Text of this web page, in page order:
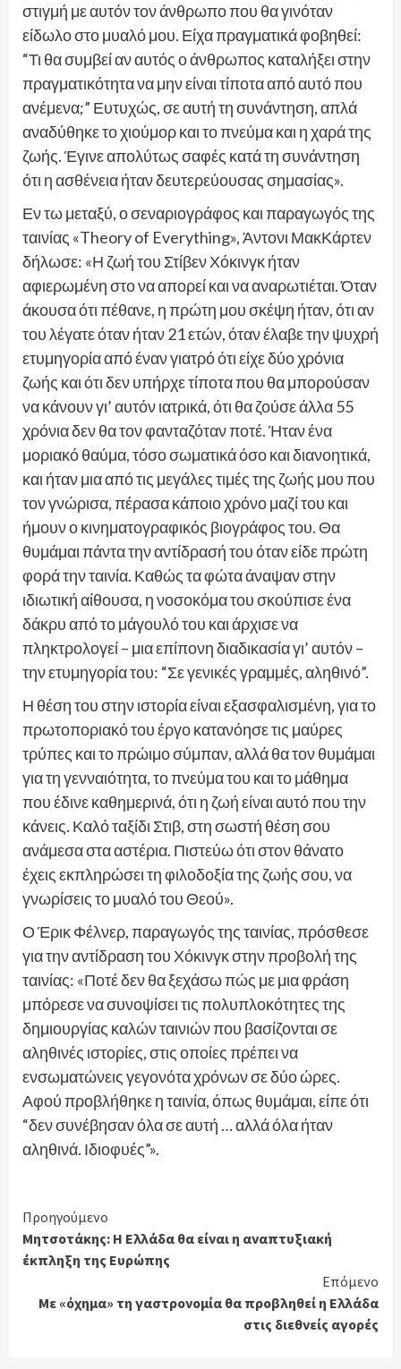
στιγμή με αυτόν τον άνθρωπο που θα γινόταν
είδωλο στο μυαλό μου. Είχα πραγματικά φοβηθεί:
“Τι θα συμβεί αν αυτός ο άνθρωπος καταλήξει στην
πραγματικότητα να μην είναι τίποτα από αυτό που
ανέμενα;” Ευτυχώς, σε αυτή τη συνάντηση, απλά
αναδύθηκε το χιούμορ και το πνεύμα και η χαρά της
ζωής. Έγινε απολύτως σαφές κατά τη συνάντηση
ότι η ασθένεια ήταν δευτερεύουσας σημασίας».
Εν τω μεταξύ, ο σεναριογράφος και παραγωγός της
ταινίας «Theory of Everything», Άντονι ΜακΚάρτεν
δήλωσε: «Η ζωή του Στίβεν Χόκινγκ ήταν
αφιερωμένη στο να απορεί και να αναρωτιέται. Όταν
άκουσα ότι πέθανε, η πρώτη μου σκέψη ήταν, ότι αν
του λέγατε όταν ήταν 21 ετών, όταν έλαβε την ψυχρή
ετυμηγορία από έναν γιατρό ότι είχε δύο χρόνια
ζωής και ότι δεν υπήρχε τίποτα που θα μπορούσαν
να κάνουν γι’ αυτόν ιατρικά, ότι θα ζούσε άλλα 55
χρόνια δεν θα τον φανταζόταν ποτέ. Ήταν ένα
μοριακό θαύμα, τόσο σωματικά όσο και διανοητικά,
και ήταν μια από τις μεγάλες τιμές της ζωής μου που
τον γνώρισα, πέρασα κάποιο χρόνο μαζί του και
ήμουν ο κινηματογραφικός βιογράφος του. Θα
θυμάμαι πάντα την αντίδρασή του όταν είδε πρώτη
φορά την ταινία. Καθώς τα φώτα άναψαν στην
ιδιωτική αίθουσα, η νοσοκόμα του σκούπισε ένα
δάκρυ από το μάγουλό του και άρχισε να
πληκτρολογεί – μια επίπονη διαδικασία γι’ αυτόν –
την ετυμηγορία του: “Σε γενικές γραμμές, αληθινό”.
Η θέση του στην ιστορία είναι εξασφαλισμένη, για το
πρωτοποριακό του έργο κατανόησε τις μαύρες
τρύπες και το πρώιμο σύμπαν, αλλά θα τον θυμάμαι
για τη γενναιότητα, το πνεύμα του και το μάθημα
που έδινε καθημερινά, ότι η ζωή είναι αυτό που την
κάνεις. Καλό ταξίδι Στιβ, στη σωστή θέση σου
ανάμεσα στα αστέρια. Πιστεύω ότι στον θάνατο
έχεις εκπληρώσει τη φιλοδοξία της ζωής σου, να
γνωρίσεις το μυαλό του Θεού».
Ο Έρικ Φέλνερ, παραγωγός της ταινίας, πρόσθεσε
για την αντίδραση του Χόκινγκ στην προβολή της
ταινίας: «Ποτέ δεν θα ξεχάσω πώς με μια φράση
μπόρεσε να συνοψίσει τις πολυπλοκότητες της
δημιουργίας καλών ταινιών που βασίζονται σε
αληθινές ιστορίες, στις οποίες πρέπει να
ενσωματώνεις γεγονότα χρόνων σε δύο ώρες.
Αφού προβλήθηκε η ταινία, όπως θυμάμαι, είπε ότι
“δεν συνέβησαν όλα σε αυτή … αλλά όλα ήταν
αληθινά. Ιδιοφυές”».
Continue
Reading
Προηγούμενο
Μητσοτάκης: Η Ελλάδα θα είναι η αναπτυξιακή
έκπληξη της Ευρώπης
Επόμενο
Με «όχημα» τη γαστρονομία θα προβληθεί η Ελλάδα
στις διεθνείς αγορές